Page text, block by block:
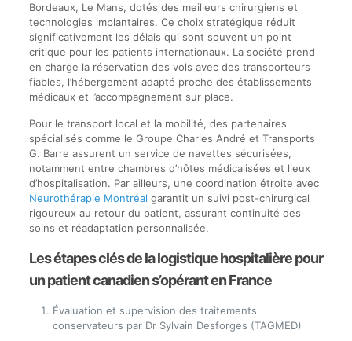
Bordeaux, Le Mans, dotés des meilleurs chirurgiens et
technologies implantaires. Ce choix stratégique réduit
significativement les délais qui sont souvent un point
critique pour les patients internationaux. La société prend
en charge la réservation des vols avec des transporteurs
fiables, l’hébergement adapté proche des établissements
médicaux et l’accompagnement sur place.
Pour le transport local et la mobilité, des partenaires
spécialisés comme le Groupe Charles André et Transports
G. Barre assurent un service de navettes sécurisées,
notamment entre chambres d’hôtes médicalisées et lieux
d’hospitalisation. Par ailleurs, une coordination étroite avec
Neurothérapie Montréal garantit un suivi post-chirurgical
rigoureux au retour du patient, assurant continuité des
soins et réadaptation personnalisée.
Les étapes clés de la logistique hospitalière pour
un patient canadien s’opérant en France
Évaluation et supervision des traitements
conservateurs par Dr Sylvain Desforges (TAGMED)